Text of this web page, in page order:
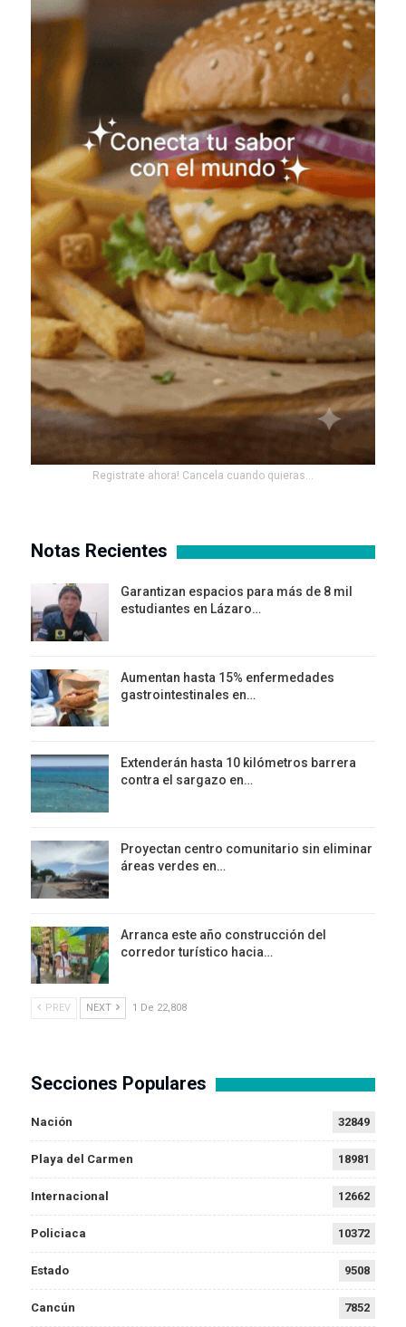
Registrate ahora! Cancela cuando quieras...
Notas Recientes
Garantizan espacios para más de 8 mil
estudiantes en Lázaro…
Aumentan hasta 15% enfermedades
gastrointestinales en…
Extenderán hasta 10 kilómetros barrera
contra el sargazo en…
Proyectan centro comunitario sin eliminar
áreas verdes en…
Arranca este año construcción del
corredor turístico hacia…
PREV NEXT 1 De 22,808
Secciones Populares
Nación 32849
Playa del Carmen 18981
Internacional 12662
Policiaca 10372
Estado 9508
Cancún 7852